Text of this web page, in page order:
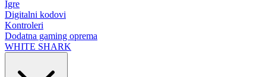
Igre
Digitalni kodovi
Kontroleri
Dodatna gaming oprema
WHITE SHARK